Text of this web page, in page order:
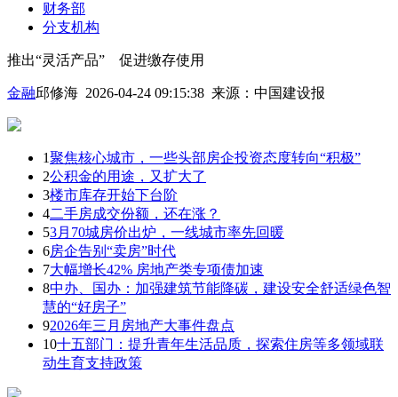
财务部
分支机构
推出“灵活产品” 促进缴存使用
金融邱修海 2026-04-24 09:15:38 来源： 中国建设报
1聚焦核心城市，一些头部房企投资态度转向“积极”
2公积金的用途，又扩大了
3楼市库存开始下台阶
4二手房成交份额，还在涨？
53月70城房价出炉，一线城市率先回暖
6房企告别“卖房”时代
7大幅增长42% 房地产类专项债加速
8中办、国办：加强建筑节能降碳，建设安全舒适绿色智
慧的“好房子”
92026年三月房地产大事件盘点
10十五部门：提升青年生活品质，探索住房等多领域联
动生育支持政策